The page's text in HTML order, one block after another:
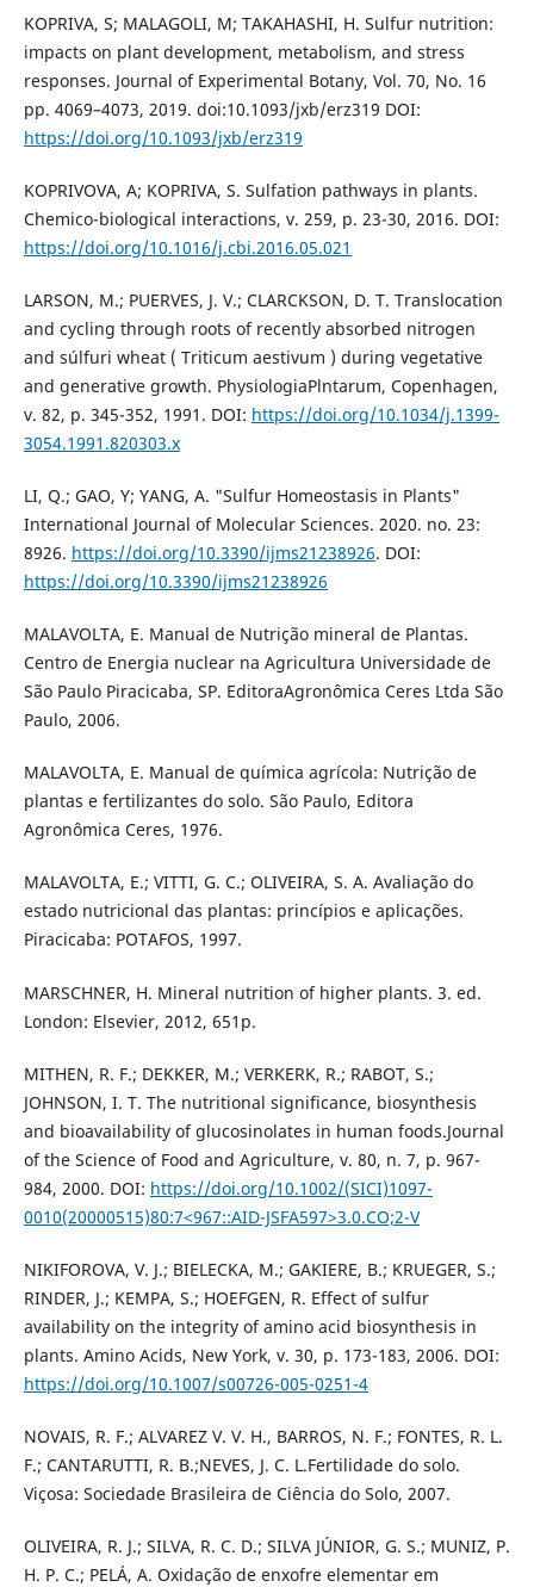
KOPRIVA, S; MALAGOLI, M; TAKAHASHI, H. Sulfur nutrition:
impacts on plant development, metabolism, and stress
responses. Journal of Experimental Botany, Vol. 70, No. 16
pp. 4069–4073, 2019. doi:10.1093/jxb/erz319 DOI:
https://doi.org/10.1093/jxb/erz319
KOPRIVOVA, A; KOPRIVA, S. Sulfation pathways in plants.
Chemico-biological interactions, v. 259, p. 23-30, 2016. DOI:
https://doi.org/10.1016/j.cbi.2016.05.021
LARSON, M.; PUERVES, J. V.; CLARCKSON, D. T. Translocation
and cycling through roots of recently absorbed nitrogen
and súlfuri wheat ( Triticum aestivum ) during vegetative
and generative growth. PhysiologiaPlntarum, Copenhagen,
v. 82, p. 345-352, 1991. DOI: https://doi.org/10.1034/j.1399-
3054.1991.820303.x
LI, Q.; GAO, Y; YANG, A. "Sulfur Homeostasis in Plants"
International Journal of Molecular Sciences. 2020. no. 23:
8926. https://doi.org/10.3390/ijms21238926. DOI:
https://doi.org/10.3390/ijms21238926
MALAVOLTA, E. Manual de Nutrição mineral de Plantas.
Centro de Energia nuclear na Agricultura Universidade de
São Paulo Piracicaba, SP. EditoraAgronômica Ceres Ltda São
Paulo, 2006.
MALAVOLTA, E. Manual de química agrícola: Nutrição de
plantas e fertilizantes do solo. São Paulo, Editora
Agronômica Ceres, 1976.
MALAVOLTA, E.; VITTI, G. C.; OLIVEIRA, S. A. Avaliação do
estado nutricional das plantas: princípios e aplicações.
Piracicaba: POTAFOS, 1997.
MARSCHNER, H. Mineral nutrition of higher plants. 3. ed.
London: Elsevier, 2012, 651p.
MITHEN, R. F.; DEKKER, M.; VERKERK, R.; RABOT, S.;
JOHNSON, I. T. The nutritional significance, biosynthesis
and bioavailability of glucosinolates in human foods.Journal
of the Science of Food and Agriculture, v. 80, n. 7, p. 967-
984, 2000. DOI: https://doi.org/10.1002/(SICI)1097-
0010(20000515)80:7<967::AID-JSFA597>3.0.CO;2-V
NIKIFOROVA, V. J.; BIELECKA, M.; GAKIERE, B.; KRUEGER, S.;
RINDER, J.; KEMPA, S.; HOEFGEN, R. Effect of sulfur
availability on the integrity of amino acid biosynthesis in
plants. Amino Acids, New York, v. 30, p. 173-183, 2006. DOI:
https://doi.org/10.1007/s00726-005-0251-4
NOVAIS, R. F.; ALVAREZ V. V. H., BARROS, N. F.; FONTES, R. L.
F.; CANTARUTTI, R. B.;NEVES, J. C. L.Fertilidade do solo.
Viçosa: Sociedade Brasileira de Ciência do Solo, 2007.
OLIVEIRA, R. J.; SILVA, R. C. D.; SILVA JÚNIOR, G. S.; MUNIZ, P.
H. P. C.; PELÁ, A. Oxidação de enxofre elementar em